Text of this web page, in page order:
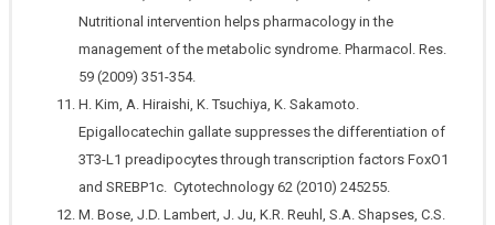
Nutritional intervention helps pharmacology in the
management of the metabolic syndrome. Pharmacol. Res.
59 (2009) 351-354.
H. Kim, A. Hiraishi, K. Tsuchiya, K. Sakamoto.
Epigallocatechin gallate suppresses the differentiation of
3T3-L1 preadipocytes through transcription factors FoxO1
and SREBP1c. Cytotechnology 62 (2010) 245255.
M. Bose, J.D. Lambert, J. Ju, K.R. Reuhl, S.A. Shapses, C.S.